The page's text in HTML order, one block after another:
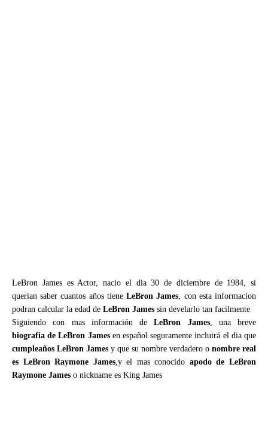
LeBron James es Actor, nacio el dia 30 de diciembre de 1984, si
querian saber cuantos años tieneLeBron James, con esta informacion
podran calcular la edad de LeBron James sin develarlo tan facilmente
Siguiendo con mas información deLeBron James, una breve
biografia de LeBron Jamesen español seguramente incluirá el dia que
cumpleaños LeBron James y que su nombre verdadero o nombre real
es LeBron Raymone James,y el mas conocido apodo de LeBron
Raymone James o nickname es King James